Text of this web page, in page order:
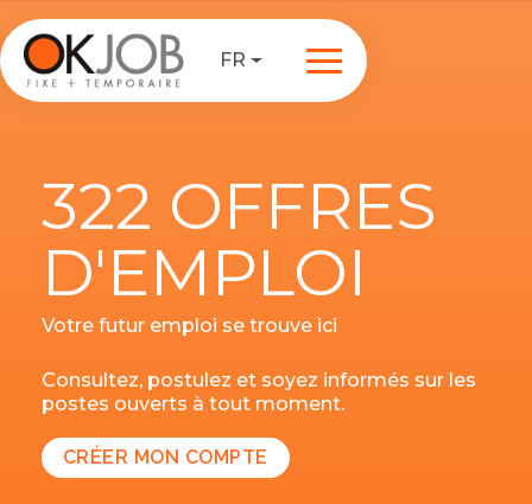
FR
322 OFFRES
D'EMPLOI
Votre futur emploi se trouve ici
Consultez, postulez et soyez informés sur les
postes ouverts à tout moment.
CRÉER MON COMPTE